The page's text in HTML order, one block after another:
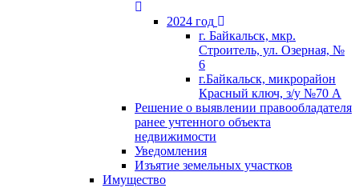
2024 год
г. Байкальск, мкр.
Строитель, ул. Озерная, №
6
г.Байкальск, микрорайон
Красный ключ, з/у №70 А
Решение о выявлении правообладателя
ранее учтенного объекта
недвижимости
Уведомления
Изъятие земельных участков
Имущество